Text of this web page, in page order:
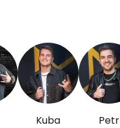
Kuba Petr